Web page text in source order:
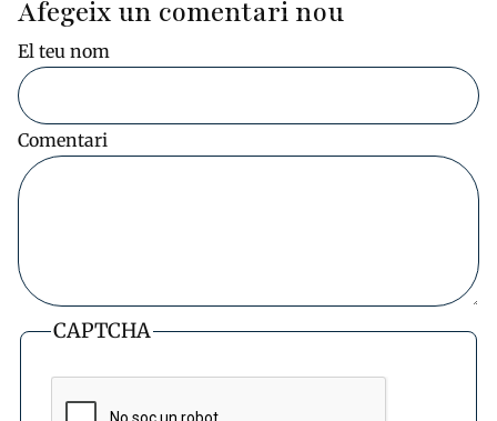
Afegeix un comentari nou
El teu nom
Comentari
CAPTCHA